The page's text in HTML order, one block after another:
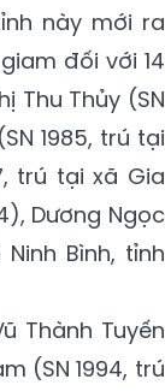
này mới ra
đối với 14
Thu Thủy (SN
1985, trú tại
trú tại xã Gia
Dương Ngọc
Bình, tỉnh
Thành Tuyến
(SN 1994, trú